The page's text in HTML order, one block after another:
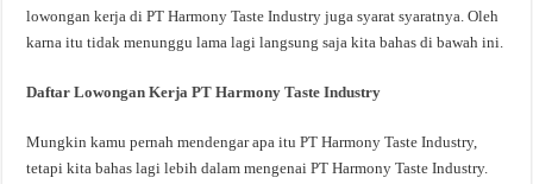
lowongan kerja di PT Harmony Taste Industry juga syarat syaratnya. Oleh
karna itu tidak menunggu lama lagi langsung saja kita bahas di bawah ini.
Daftar Lowongan Kerja PT Harmony Taste Industry
Mungkin kamu pernah mendengar apa itu PT Harmony Taste Industry,
tetapi kita bahas lagi lebih dalam mengenai PT Harmony Taste Industry.